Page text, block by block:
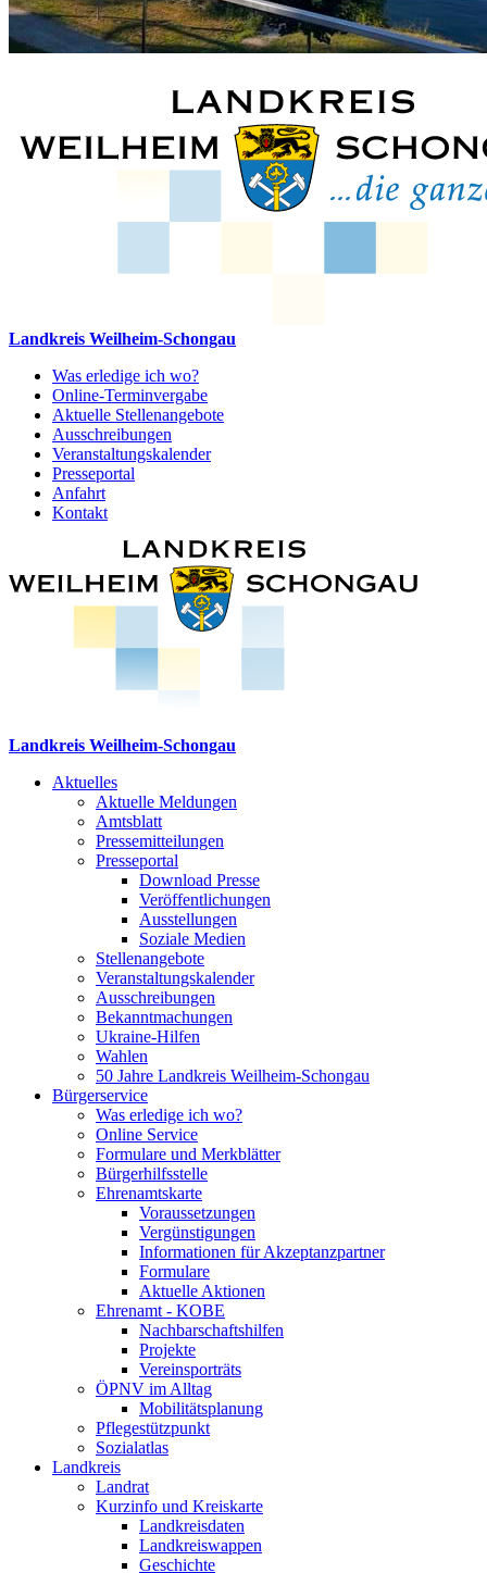
Landkreis Weilheim-Schongau
Was erledige ich wo?
Online-Terminvergabe
Aktuelle Stellenangebote
Ausschreibungen
Veranstaltungskalender
Presseportal
Anfahrt
Kontakt
Landkreis Weilheim-Schongau
Aktuelles
Aktuelle Meldungen
Amtsblatt
Pressemitteilungen
Presseportal
Download Presse
Veröffentlichungen
Ausstellungen
Soziale Medien
Stellenangebote
Veranstaltungskalender
Ausschreibungen
Bekanntmachungen
Ukraine-Hilfen
Wahlen
50 Jahre Landkreis Weilheim-Schongau
Bürgerservice
Was erledige ich wo?
Online Service
Formulare und Merkblätter
Bürgerhilfsstelle
Ehrenamtskarte
Voraussetzungen
Vergünstigungen
Informationen für Akzeptanzpartner
Formulare
Aktuelle Aktionen
Ehrenamt - KOBE
Nachbarschaftshilfen
Projekte
Vereinsporträts
ÖPNV im Alltag
Mobilitätsplanung
Pflegestützpunkt
Sozialatlas
Landkreis
Landrat
Kurzinfo und Kreiskarte
Landkreisdaten
Landkreiswappen
Geschichte